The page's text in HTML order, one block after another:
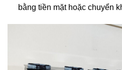
bằng tiền mặt hoặc chuyển